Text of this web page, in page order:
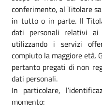
conferimento, al Titolare
in tutto o in parte. Il
dati personali relativi
utilizzando i servizi
compiuto la maggiore età.
pertanto pregati di non
dati personali.
In particolare,
momento: